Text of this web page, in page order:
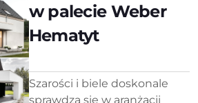
w palecie Weber
Hematyt
Szarości i biele doskonale
sprawdzą się w aranżacji